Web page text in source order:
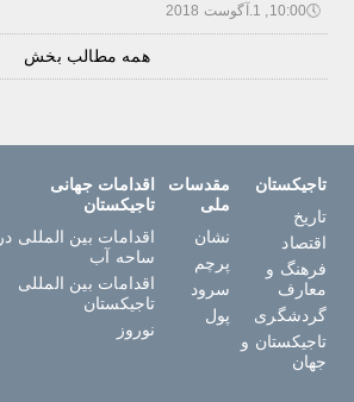
🕔10:00, 1.آگوست 2018
همه مطالب بخش
تاجیکستان
تاریخ
اقتصاد
فرهنگ و
معارف
گردشگری
تاجیکستان و
جهان
مقدسات
ملی
نشان
پرچم
سرود
پول
اقدامات جهانی
تاجیکستان
اقدامات بین المللی در
ساحه آب
اقدامات بین المللی
تاجیکستان
نوروز